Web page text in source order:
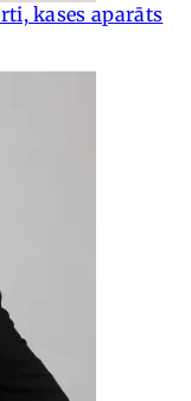
kases aparāts